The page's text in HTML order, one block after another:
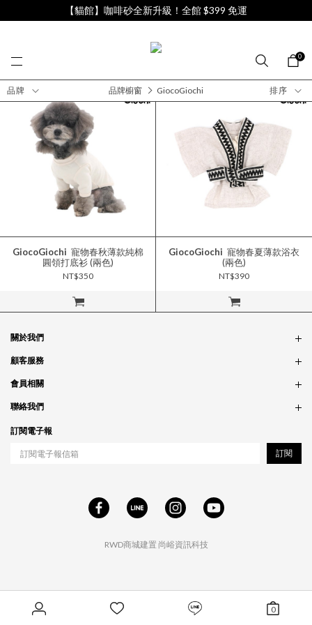
【貓館】咖啡砂全新升級！全館 $399 免運
0
0
品牌 排序
品牌櫥窗 GiocoGiochi
立即購買
GiocoGiochi
圓領打底衫 (兩色)
NT$350
立即購買
GiocoGiochi
(兩色)
NT$390
RWD商城建置 尚峪資訊科技
關於我們
品牌故事
銷售據點
隱私政策
食品法規
顧客服務
訂單問題
付款問題
配送問題
退貨問題
會員相關
會員制度
紅利制度
聯絡我們
合作相關
工作職缺
訂閱電子報
訂閱